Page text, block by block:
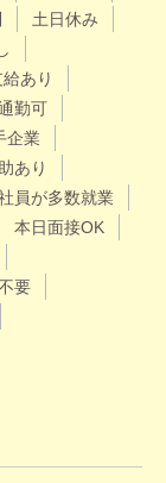
土日休み
あり
勤可
企業
あり
員が多数就業
本日面接OK
要